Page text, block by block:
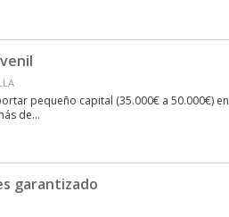
pequeño capital (35.000€ a 50.000€) en
de...
garantizado